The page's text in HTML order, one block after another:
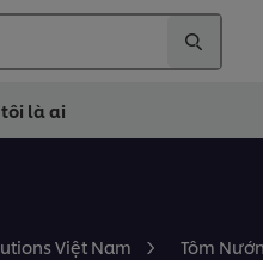
là ai
Việt Nam Tôm